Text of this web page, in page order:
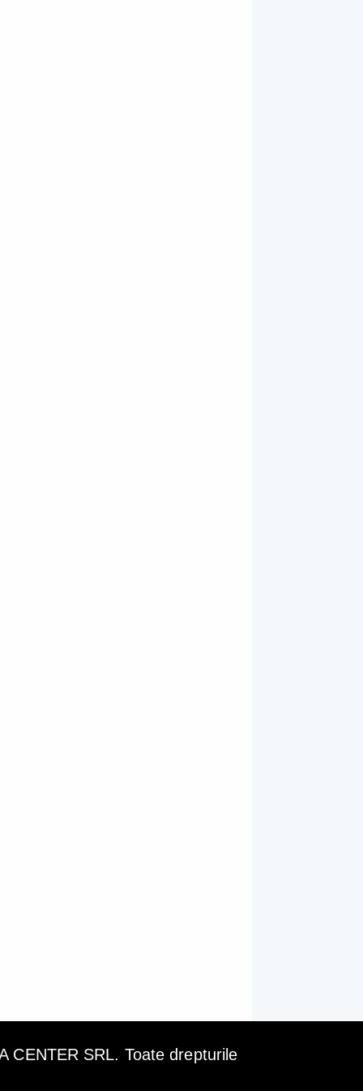
CENTER SRL. Toate drepturile